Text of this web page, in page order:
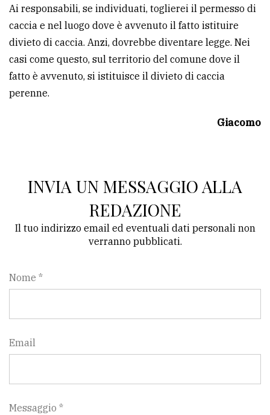
Per
la
tua
pubblicità
Ricerca
Privacy
policy
Ai responsabili, se individuati, toglierei il permesso di
caccia e nel luogo dove è avvenuto il fatto istituire
divieto di caccia. Anzi, dovrebbe diventare legge. Nei
casi come questo, sul territorio del comune dove il
fatto è avvenuto, si istituisce il divieto di caccia
perenne.
Giacomo
INVIA UN MESSAGGIO ALLA
REDAZIONE
Il tuo indirizzo email ed eventuali dati personali non
verranno pubblicati.
Nome *
Email
Messaggio *